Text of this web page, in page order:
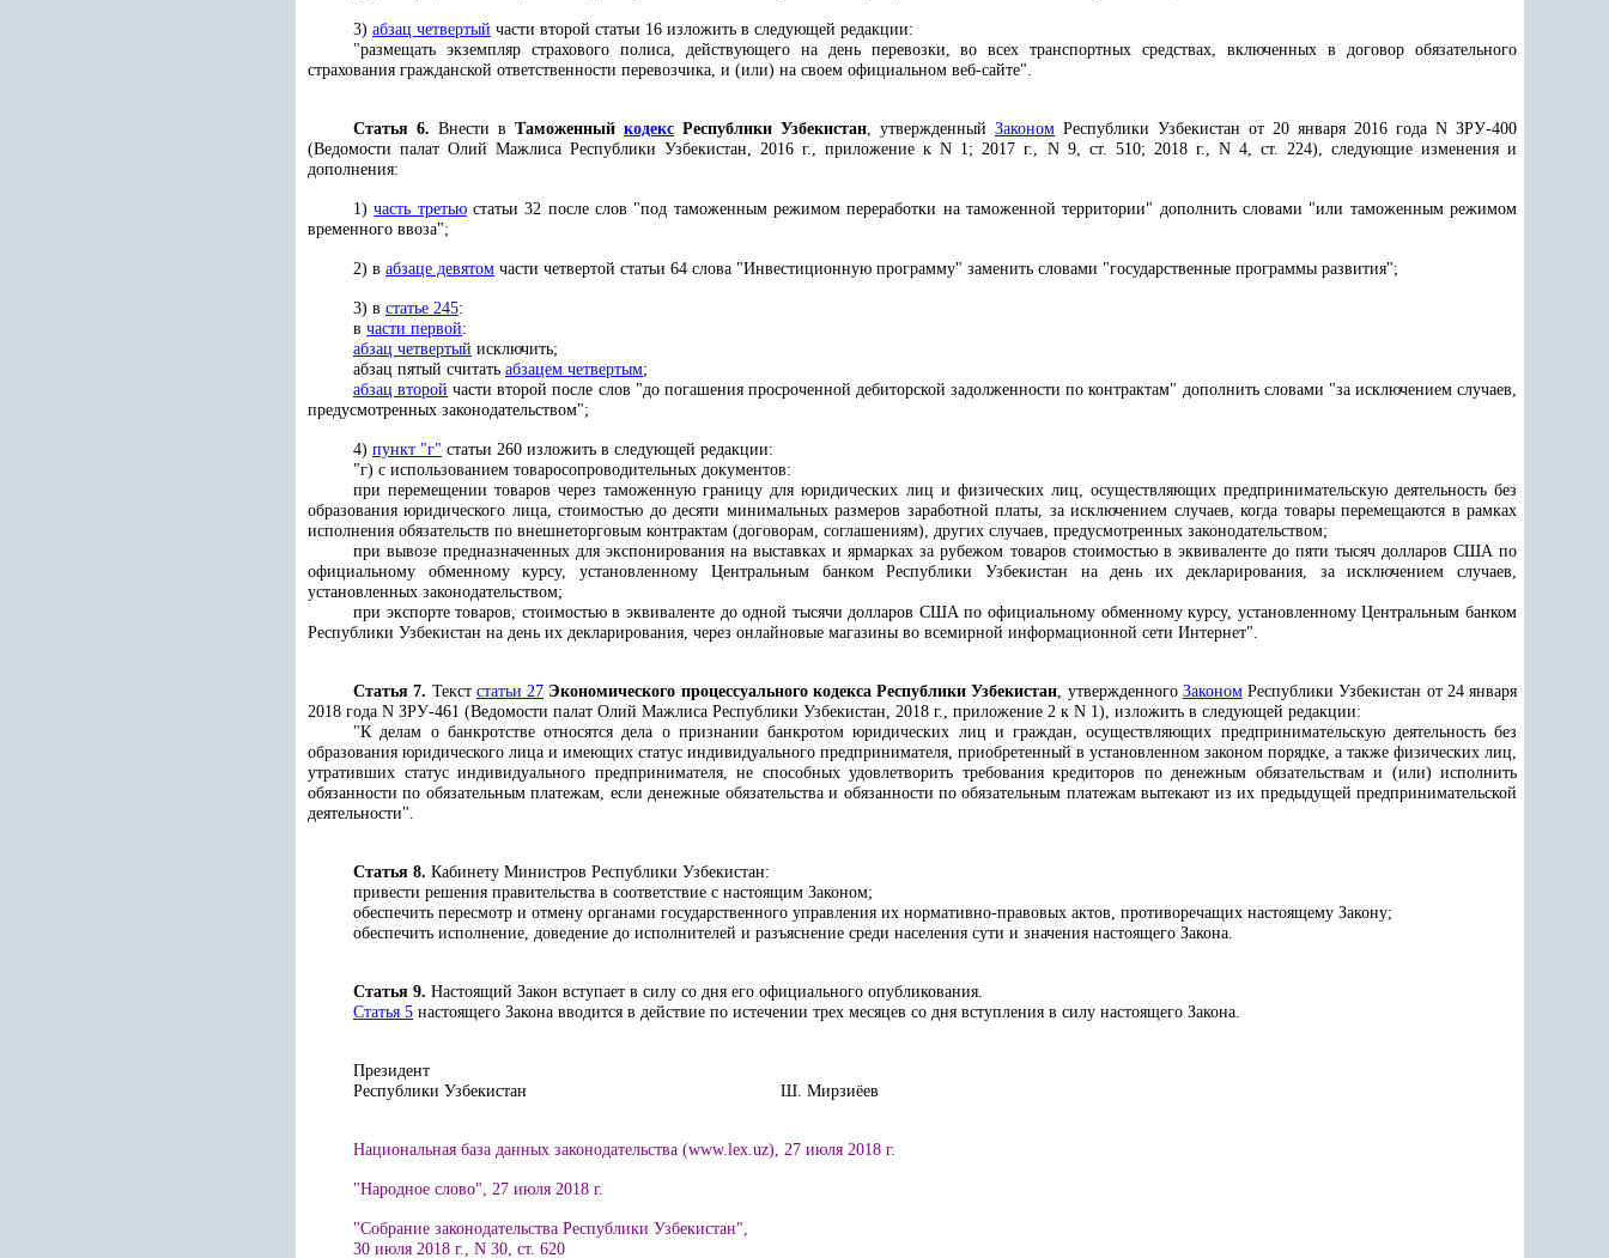
3) абзац четвертый части второй статьи 16 изложить в следующей редакции:
"размещать экземпляр страхового полиса, действующего на день перевозки, во всех транспортных средствах, включенных в договор обязательного
страхования гражданской ответственности перевозчика, и (или) на своем официальном веб-сайте".
Статья 6. Внести в Таможенный кодекс Республики Узбекистан, утвержденный Законом Республики Узбекистан от 20 января 2016 года N ЗРУ-400
(Ведомости палат Олий Мажлиса Республики Узбекистан, 2016 г., приложение к N 1; 2017 г., N 9, ст. 510; 2018 г., N 4, ст. 224), следующие изменения и
дополнения:
1)часть третьюстатьи 32 после слов "под таможенным режимом переработки на таможенной территории" дополнить словами "или таможенным режимом
временного ввоза";
2) в абзаце девятом части четвертой статьи 64 слова "Инвестиционную программу" заменить словами "государственные программы развития";
3) в статье 245:
в части первой:
абзац четвертый исключить;
абзац пятый считать абзацем четвертым;
абзац второй части второй после слов "до погашения просроченной дебиторской задолженности по контрактам" дополнить словами "за исключением случаев,
предусмотренных законодательством";
4) пункт "г" статьи 260 изложить в следующей редакции:
"г) с использованием товаросопроводительных документов:
при перемещении товаров через таможенную границу для юридических лиц и физических лиц, осуществляющих предпринимательскую деятельность без
образования юридического лица, стоимостью до десяти минимальных размеров заработной платы, за исключением случаев, когда товары перемещаются в рамках
исполнения обязательств по внешнеторговым контрактам (договорам, соглашениям), других случаев, предусмотренных законодательством;
при вывозе предназначенных для экспонирования на выставках и ярмарках за рубежом товаров стоимостью в эквиваленте до пяти тысяч долларов США по
официальному обменному курсу, установленному Центральным банком Республики Узбекистан на день их декларирования, за исключением случаев,
установленных законодательством;
при экспорте товаров, стоимостью в эквиваленте до одной тысячи долларов США по официальному обменному курсу, установленному Центральным банком
Республики Узбекистан на день их декларирования, через онлайновые магазины во всемирной информационной сети Интернет".
Статья 7. Текст статьи 27 Экономического процессуального кодекса Республики Узбекистан, утвержденного ЗакономРеспублики Узбекистан от 24 января
2018 года N ЗРУ-461 (Ведомости палат Олий Мажлиса Республики Узбекистан, 2018 г., приложение 2 к N 1), изложить в следующей редакции:
"К делам о банкротстве относятся дела о признании банкротом юридических лиц и граждан, осуществляющих предпринимательскую деятельность без
образования юридического лица и имеющих статус индивидуального предпринимателя, приобретенный в установленном законом порядке, а также физических лиц,
утративших статус индивидуального предпринимателя, не способных удовлетворить требования кредиторов по денежным обязательствам и (или) исполнить
обязанности по обязательным платежам, если денежные обязательства и обязанности по обязательным платежам вытекают из их предыдущей предпринимательской
деятельности".
Статья 8. Кабинету Министров Республики Узбекистан:
привести решения правительства в соответствие с настоящим Законом;
обеспечить пересмотр и отмену органами государственного управления их нормативно-правовых актов, противоречащих настоящему Закону;
обеспечить исполнение, доведение до исполнителей и разъяснение среди населения сути и значения настоящего Закона.
Статья 9. Настоящий Закон вступает в силу со дня его официального опубликования.
Статья 5 настоящего Закона вводится в действие по истечении трех месяцев со дня вступления в силу настоящего Закона.
Президент
Республики Узбекистан Ш. Мирзиёев
Национальная база данных законодательства (www.lex.uz), 27 июля 2018 г.
"Народное слово", 27 июля 2018 г.
"Собрание законодательства Республики Узбекистан",
30 июля 2018 г., N 30, ст. 620